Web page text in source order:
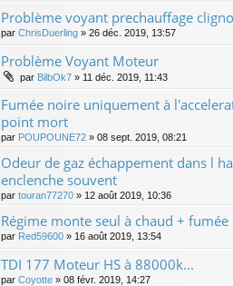
Problème voyant prechauffage
par ChrisDuerling » 26 déc. 2019, 13:57
Problème Voyant Moteur
par BilbOk7 » 11 déc. 2019, 11:43
Fumée noire uniquement à
point mort
par POUPOUNE72 » 08 sept. 2019, 08:21
Odeur de gaz échappement dans l
enclenche souvent
par touran77270 » 12 août 2019, 10:36
Régime monte seul à chaud +
par Red59600 » 16 août 2019, 13:54
TDI 177 Moteur HS à 88000k...
par Coyotte » 08 févr. 2019, 14:27